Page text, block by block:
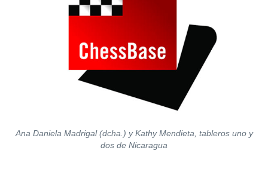
Ana Daniela Madrigal (dcha.) y Kathy Mendieta, tableros uno y
dos de Nicaragua